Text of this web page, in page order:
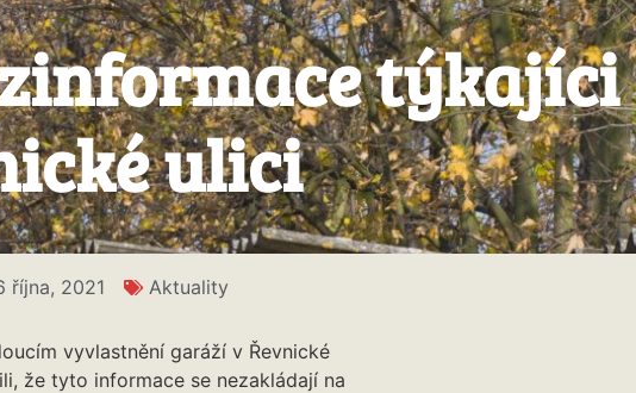
týkajíci
ulici
října, 2021 Aktuality
vyvlastnění garáží v Řevnické
že tyto informace se nezakládají na